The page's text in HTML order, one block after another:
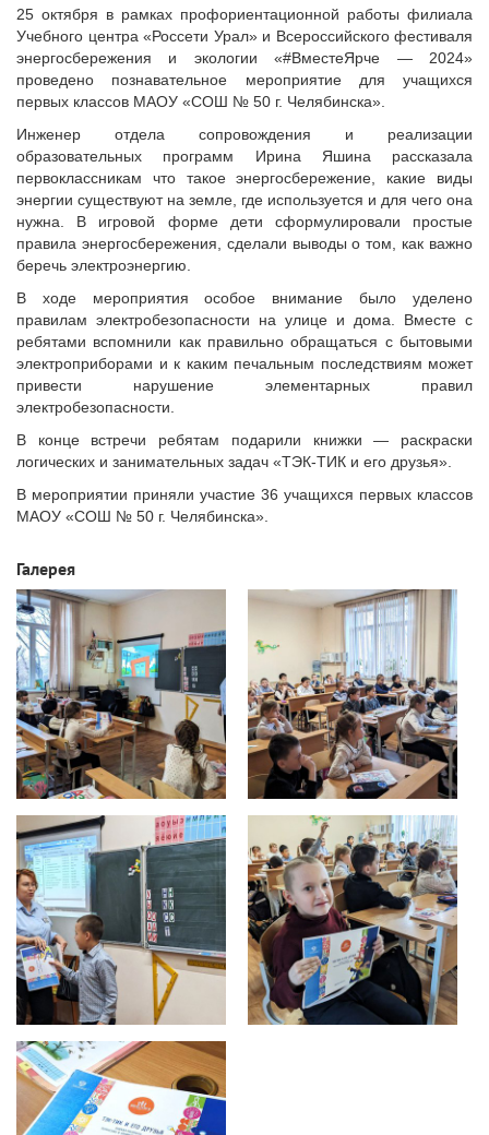
25 октября в рамках профориентационной работы филиала
Учебного центра «Россети Урал» и Всероссийского фестиваля
энергосбережения и экологии «#ВместеЯрче — 2024»
проведено познавательное мероприятие для учащихся
первых классов МАОУ «СОШ № 50 г. Челябинска».
Инженер отдела сопровождения и реализации
образовательных программ Ирина Яшина рассказала
первоклассникам что такое энергосбережение, какие виды
энергии существуют на земле, где используется и для чего она
нужна. В игровой форме дети сформулировали простые
правила энергосбережения, сделали выводы о том, как важно
беречь электроэнергию.
В ходе мероприятия особое внимание было уделено
правилам электробезопасности на улице и дома. Вместе с
ребятами вспомнили как правильно обращаться с бытовыми
электроприборами и к каким печальным последствиям может
привести нарушение элементарных правил
электробезопасности.
В конце встречи ребятам подарили книжки — раскраски
логических и занимательных задач «ТЭК-ТИК и его друзья».
В мероприятии приняли участие 36 учащихся первых классов
МАОУ «СОШ № 50 г. Челябинска».
Галерея